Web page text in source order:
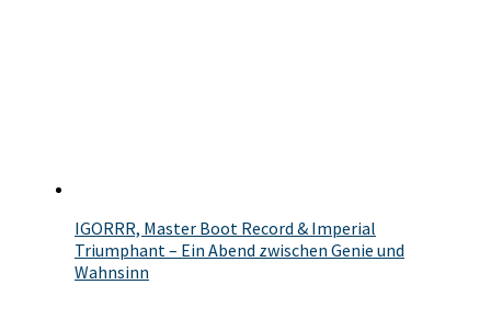
IGORRR, Master Boot Record & Imperial
Triumphant – Ein Abend zwischen Genie und
Wahnsinn